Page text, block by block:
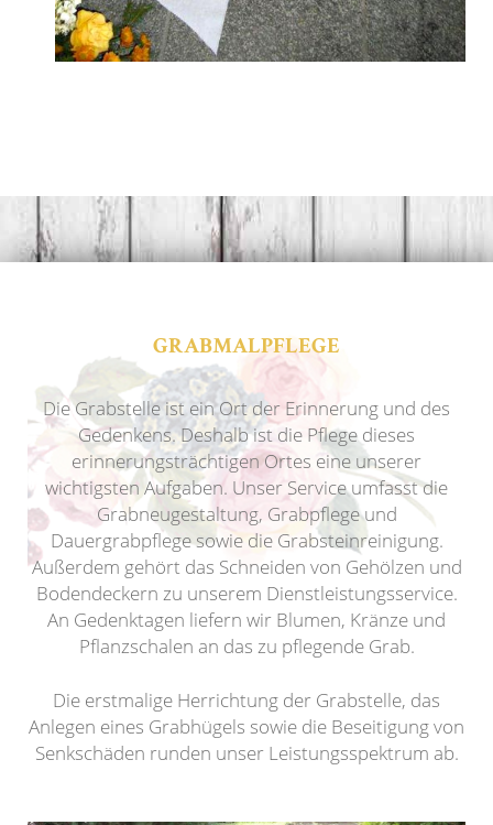
GRABMALPFLEGE
Die Grabstelle ist ein Ort der Erinnerung und des
Gedenkens. Deshalb ist die Pflege dieses
erinnerungsträchtigen Ortes eine unserer
wichtigsten Aufgaben. Unser Service umfasst die
Grabneugestaltung, Grabpflege und
Dauergrabpflege sowie die Grabsteinreinigung.
Außerdem gehört das Schneiden von Gehölzen und
Bodendeckern zu unserem Dienstleistungsservice.
An Gedenktagen liefern wir Blumen, Kränze und
Pflanzschalen an das zu pflegende Grab.
Die erstmalige Herrichtung der Grabstelle, das
Anlegen eines Grabhügels sowie die Beseitigung von
Senkschäden runden unser Leistungsspektrum ab.